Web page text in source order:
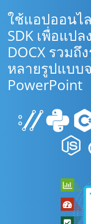
ใช้แอปออนไ
SDK เพื่อแปล
DOCX รวม
หลายรูปแบบ
PowerPoint